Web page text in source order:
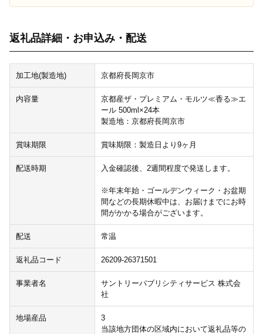
返礼品詳細・お申込み・配送
加工地(製造地) 京都府長岡京市
内容量
京都産ザ・プレミアム・モルツ≪香る≫エ
ール 500ml×24本
製造地：京都府長岡京市
賞味期限 賞味期限：製造日より9ヶ月
配送時期 入金確認後、2週間程度で発送します。
※年末年始・ゴールデンウィーク・お盆期
間などの長期休暇中は、お届けまでにお時
間がかかる場合がございます。
配送 常温
返礼品コード 26209-26371501
事業者名
サントリーパブリシティサービス 株式会
社
地場産品
3
当該地方団体の区域内において返礼品等の